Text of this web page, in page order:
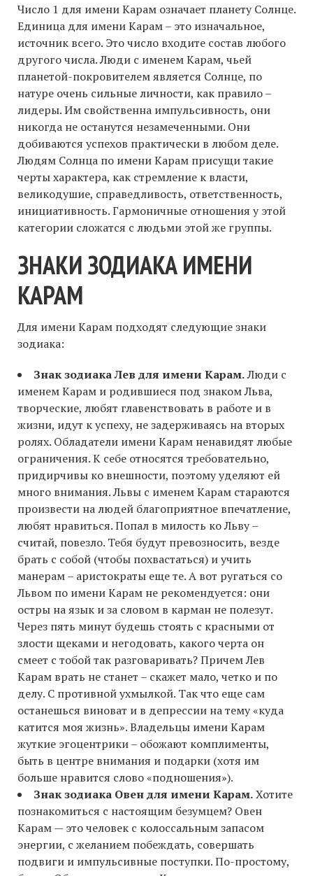
Число 1 для имени Карам означает планету Солнце.
Единица для имени Карам – это изначальное,
источник всего. Это число входите состав любого
другого числа. Люди с именем Карам, чьей
планетой-покровителем является Солнце, по
натуре очень сильные личности, как правило –
лидеры. Им свойственна импульсивность, они
никогда не останутся незамеченными. Они
добиваются успехов практически в любом деле.
Людям Солнца по имени Карам присущи такие
черты характера, как стремление к власти,
великодушие, справедливость, ответственность,
инициативность. Гармоничные отношения у этой
категории сложатся с людьми этой же группы.
ЗНАКИ ЗОДИАКА ИМЕНИ
КАРАМ
Для имени Карам подходят следующие знаки
зодиака:
Знак зодиака Лев для имени Карам.Люди с
именем Карам и родившиеся под знаком Льва,
творческие, любят главенствовать в работе и в
жизни, идут к успеху, не задерживаясь на вторых
ролях. Обладатели имени Карам ненавидят любые
ограничения. К себе относятся требовательно,
придирчивы ко внешности, поэтому уделяют ей
много внимания. Львы с именем Карам стараются
произвести на людей благоприятное впечатление,
любят нравиться. Попал в милость ко Льву –
считай, повезло. Тебя будут превозносить, везде
брать с собой (чтобы похвастаться) и учить
манерам – аристократы еще те. А вот ругаться со
Львом по имени Карам не рекомендуется: они
остры на язык и за словом в карман не полезут.
Через пять минут будешь стоять с красными от
злости щеками и негодовать, какого черта он
смеет с тобой так разговаривать? Причем Лев
Карам врать не станет – скажет мало, четко и по
делу. С противной ухмылкой. Так что еще сам
останешься виноват и в депрессии на тему «куда
катится моя жизнь». Владельцы имени Карам
жуткие эгоцентрики – обожают комплименты,
быть в центре внимания и подарки (хотя им
больше нравится слово «подношения»).
Знак зодиака Овен для имени Карам.Хотите
познакомиться с настоящим безумцем? Овен
Карам — это человек с колоссальным запасом
энергии, с желанием побеждать, совершать
подвиги и импульсивные поступки. По-простому,